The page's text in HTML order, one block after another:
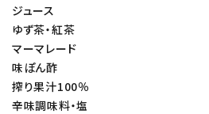
ジュース
ゆず茶・紅茶
マーマレード
味ぽん酢
搾り果汁100％
辛味調味料・塩